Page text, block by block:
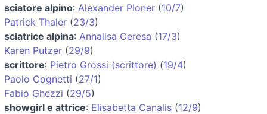
sciatore alpino: Alexander Ploner (10/7)
Patrick Thaler (23/3)
sciatrice alpina: Annalisa Ceresa (17/3)
Karen Putzer (29/9)
scrittore: Pietro Grossi (scrittore) (19/4)
Paolo Cognetti (27/1)
Fabio Ghezzi (29/5)
showgirl e attrice: Elisabetta Canalis (12/9)